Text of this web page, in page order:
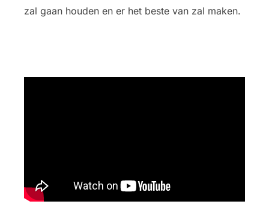
zal gaan houden en er het beste van zal maken.